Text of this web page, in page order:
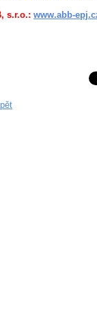
s.r.o.: www.abb-